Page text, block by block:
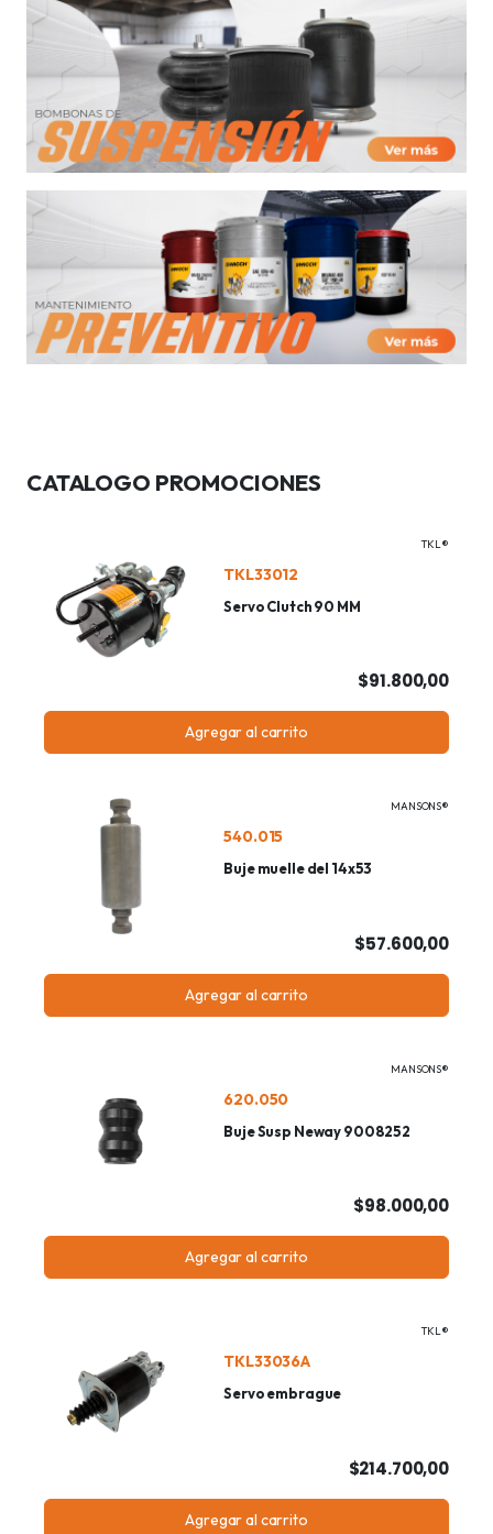
CATALOGO PROMOCIONES
TKL®
TKL33012
Servo Clutch 90 MM
$91.800,00
Agregar al carrito
MANSONS®
540.015
Buje muelle del 14x53
$57.600,00
Agregar al carrito
MANSONS®
620.050
Buje Susp Neway 9008252
$98.000,00
Agregar al carrito
TKL®
TKL33036A
Servo embrague
$214.700,00
Agregar al carrito